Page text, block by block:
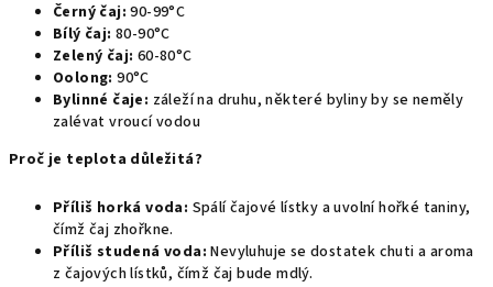
Černý čaj: 90-99°C
Bílý čaj: 80-90°C
Zelený čaj: 60-80°C
Oolong: 90°C
Bylinné čaje: záleží na druhu, některé byliny by se neměly
zalévat vroucí vodou
Proč je teplota důležitá?
Příliš horká voda: Spálí čajové lístky a uvolní hořké taniny,
čímž čaj zhořkne.
Příliš studená voda: Nevyluhuje se dostatek chuti a aroma
z čajových lístků, čímž čaj bude mdlý.